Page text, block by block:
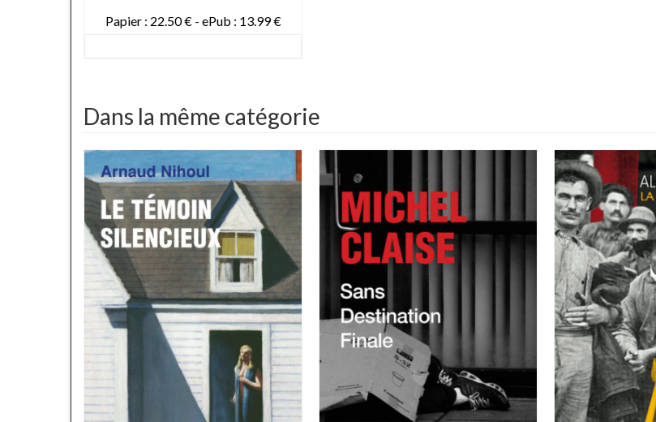
Papier : 22.50 € - ePub : 13.99 €
Dans la même catégorie